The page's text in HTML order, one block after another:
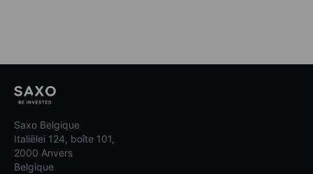
Saxo Belgique
Italiëlei 124, boîte 101,
2000 Anvers
Belgique